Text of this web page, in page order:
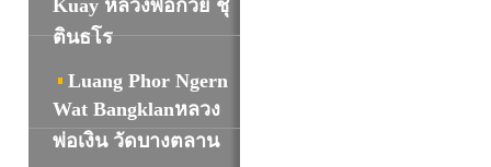
Kuay หลวงพ่อกวย ชุ
ตินธโร
Luang Phor Ngern
Wat Bangklanหลวง
พ่อเงิน วัดบางตลาน